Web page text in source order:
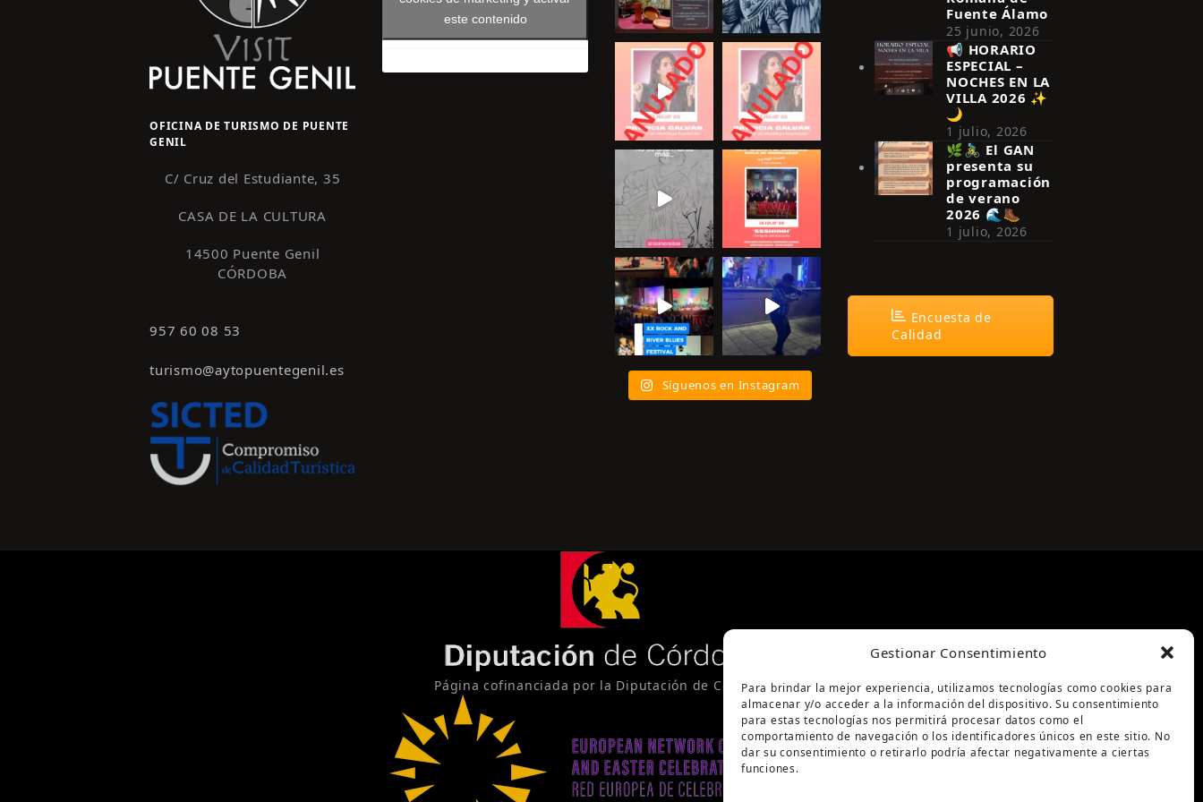
Gestionar Consentimiento
Para brindar la mejor experiencia, utilizamos tecnologías como cookies para
almacenar y/o acceder a la información del dispositivo. Su consentimiento
para estas tecnologías nos permitirá procesar datos como el
comportamiento de navegación o los identificadores únicos en este sitio. No
dar su consentimiento o retirarlo podría afectar negativamente a ciertas
funciones.
OFICINA DE TURISMO DE PUENTE
GENIL
C/ Cruz del Estudiante, 35
CASA DE LA CULTURA
14500 Puente Genil
CÓRDOBA
957 60 08 53
turismo@aytopuentegenil.es
este contenido
Síguenos en Instagram
Fuente Álamo
25 junio, 2026
📢 HORARIO
ESPECIAL –
NOCHES EN LA
VILLA 2026 ✨
🌙
1 julio, 2026
🌿🚴‍♂️ El GAN
presenta su
programación
de verano
2026 🌊🥾
1 julio, 2026
Encuesta de
Calidad
Página cofinanciada por la Diputación de Córdoba